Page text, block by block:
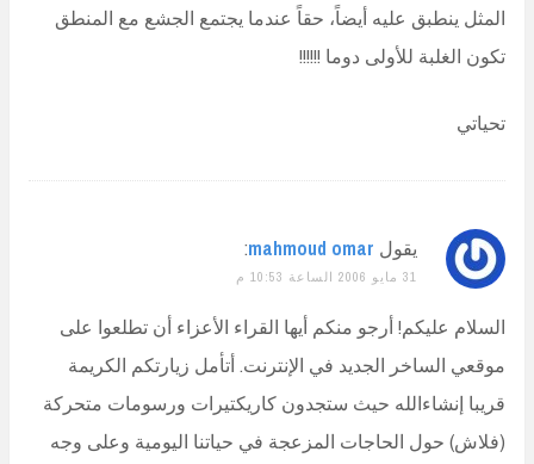
المثل ينطبق عليه أيضاً، حقاً عندما يجتمع الجشع مع المنطق
تكون الغلبة للأولى دوما !!!!!!
تحياتي
يقول mahmoud omar
:
31 مايو 2006 الساعة 10:53 م
السلام عليكم! أرجو منكم أيها القراء الأعزاء أن تطلعوا على
موقعي الساخر الجديد في الإنترنت. أتأمل زيارتكم الكريمة
قريبا إنشاءالله حيث ستجدون كاريكتيرات ورسومات متحركة
(فلاش) حول الحاجات المزعجة في حياتنا اليومية وعلى وجه